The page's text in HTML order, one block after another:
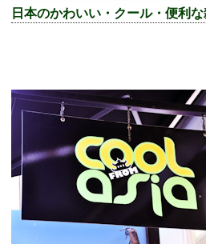
日本のかわいい・クール・便利